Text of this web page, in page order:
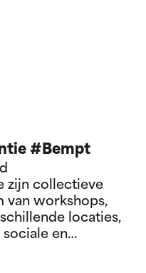
#Bempt
zijn collectieve
van workshops,
locaties,
en